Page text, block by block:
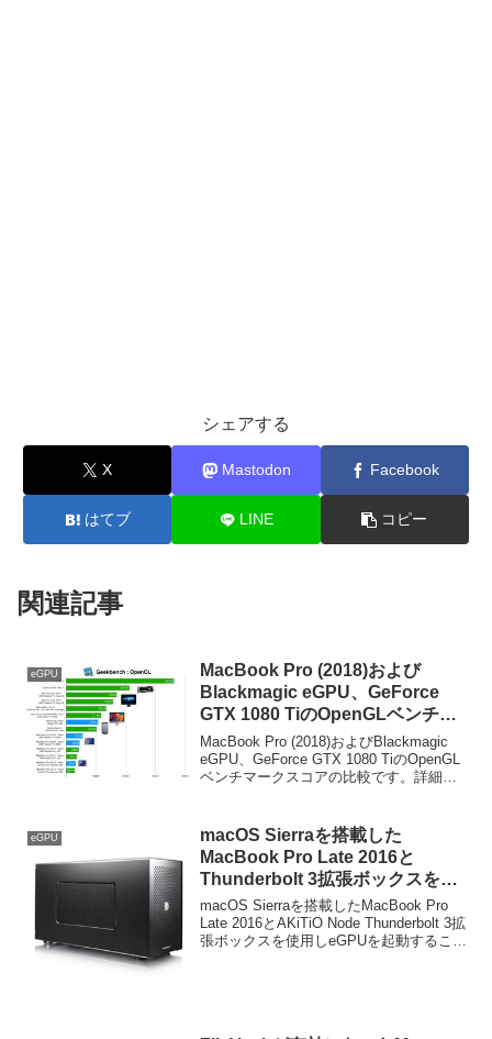
シェアする
X Mastodon Facebook
はてブ LINE コピー
関連記事
eGPU
MacBook Pro (2018)および
Blackmagic eGPU、GeForce
GTX 1080 TiのOpenGLベンチマ
ークスコア比較。
MacBook Pro (2018)およびBlackmagic
eGPU、GeForce GTX 1080 TiのOpenGL
ベンチマークスコアの比較です。詳細は
eGPU
macOS Sierraを搭載した
MacBook Pro Late 2016と
Thunderbolt 3拡張ボックスを使
用しeGPUを起動することに成功
したもよう。
macOS Sierraを搭載したMacBook Pro
Late 2016とAKiTiO Node Thunderbolt 3拡
張ボックスを使用しeGPUを起動すること